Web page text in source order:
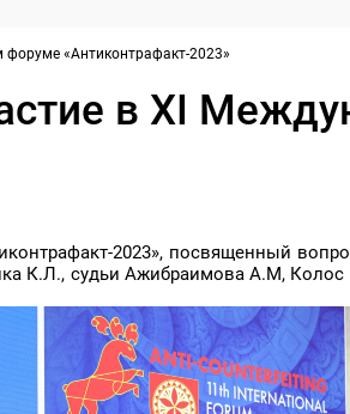
«Антиконтрафакт-2023»
в XI
2023», посвященный
К.Л., судьи Ажибраимова А.М,